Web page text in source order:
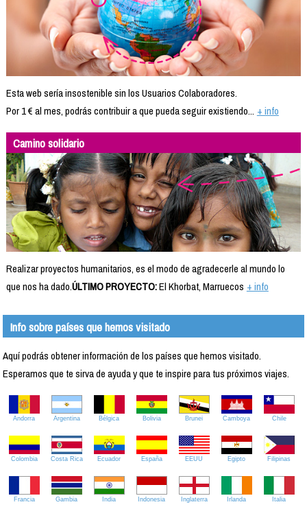
Esta web sería insostenible sin los Usuarios Colaboradores.
Por 1 € al mes, podrás contribuir a que pueda seguir existiendo... + info
Camino solidario
Realizar proyectos humanitarios, es el modo de agradecerle al mundo lo
que nos ha dado.ÚLTIMO PROYECTO:El Khorbat, Marruecos + info
Info sobre países que hemos visitado
Aquí podrás obtener información de los países que hemos visitado.
Esperamos que te sirva de ayuda y que te inspire para tus próximos viajes.
Andorra Argentina Bélgica Bolivia Brunei Camboya Chile
Colombia Costa Rica Ecuador España EEUU Egipto Filipinas
Francia Gambia India Indonesia Inglaterra Irlanda Italia